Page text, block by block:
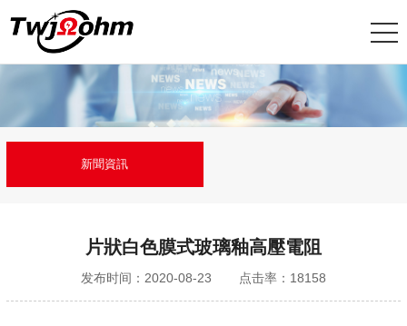
新聞資訊
片狀白色膜式玻璃釉高壓電阻
发布时间：2020-08-23 点击率：18158